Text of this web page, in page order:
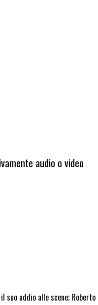
audio o video
suo addio alle scene;